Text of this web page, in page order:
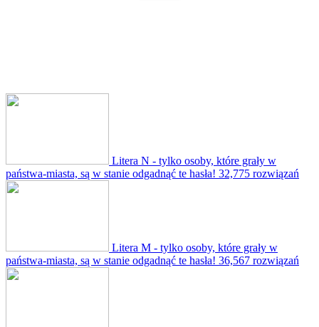
Litera N - tylko osoby, które grały w
państwa-miasta, są w stanie odgadnąć te hasła! 32,775 rozwiązań
Litera M - tylko osoby, które grały w
państwa-miasta, są w stanie odgadnąć te hasła! 36,567 rozwiązań